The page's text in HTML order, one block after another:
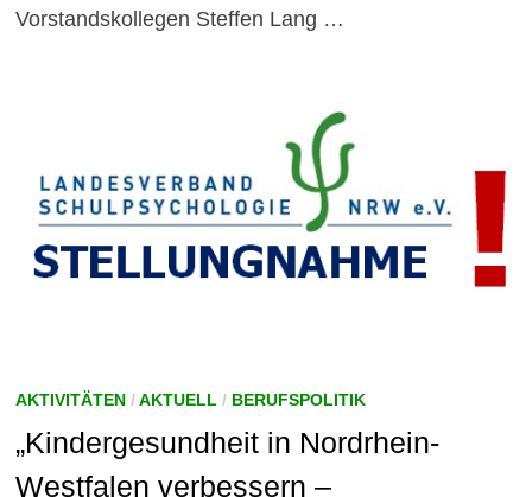
Vorstandskollegen Steffen Lang …
AKTIVITÄTEN/AKTUELL / BERUFSPOLITIK
„Kindergesundheit in Nordrhein-
Westfalen verbessern –